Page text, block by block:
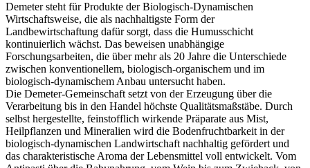
Demeter steht für Produkte der Biologisch-Dynamischen
Wirtschaftsweise, die als nachhaltigste Form der
Landbewirtschaftung dafür sorgt, dass die Humusschicht
kontinuierlich wächst. Das beweisen unabhängige
Forschungsarbeiten, die über mehr als 20 Jahre die Unterschiede
zwischen konventionellem, biologisch-organischem und im
biologisch-dynamischem Anbau untersucht haben.
Die Demeter-Gemeinschaft setzt von der Erzeugung über die
Verarbeitung bis in den Handel höchste Qualitätsmaßstäbe. Durch
selbst hergestellte, feinstofflich wirkende Präparate aus Mist,
Heilpflanzen und Mineralien wird die Bodenfruchtbarkeit in der
biologisch-dynamischen Landwirtschaft nachhaltig gefördert und
das charakteristische Aroma der Lebensmittel voll entwickelt. Vom